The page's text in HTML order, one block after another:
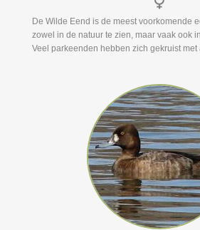
De Wilde Eend is de meest voorkomende
zowel in de natuur te zien, maar vaak ook
Veel parkeenden hebben zich gekruist met